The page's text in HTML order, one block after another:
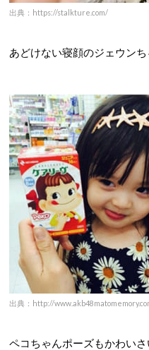
出典：https://stalkture.com/
あどけない寝顔のジェウン
出典：http://
ペコちゃんポーズもかわいさ